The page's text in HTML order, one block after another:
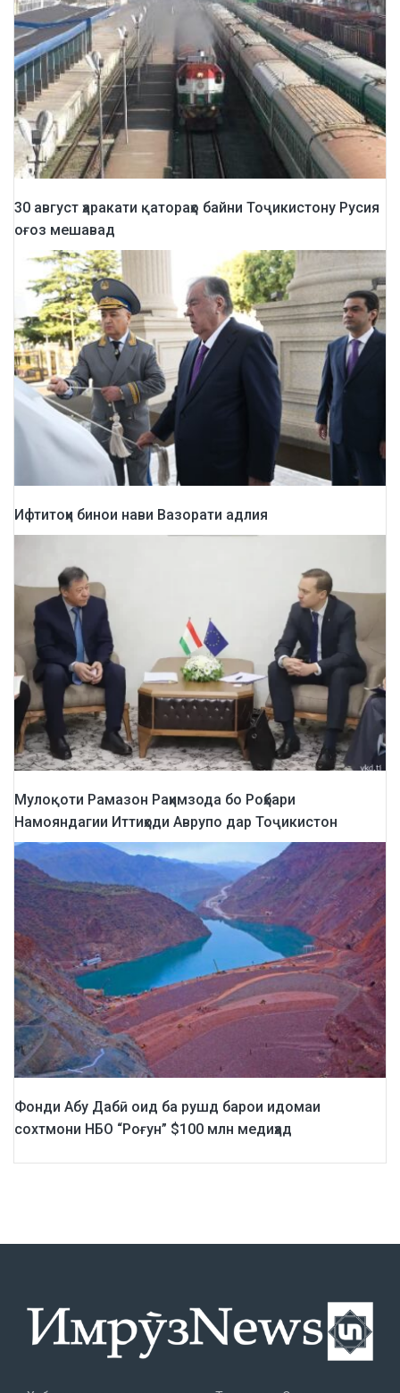
30 август ҳаракати қатораҳо байни Тоҷикистону Русия
оғоз мешавад
Ифтитоҳи бинои нави Вазорати адлия
Мулоқоти Рамазон Раҳимзода бо Роҳбари
Намояндагии Иттиҳоди Аврупо дар Тоҷикистон
Фонди Абу Дабӣ оид ба рушд барои идомаи
сохтмони НБО “Роғун” $100 млн медиҳад